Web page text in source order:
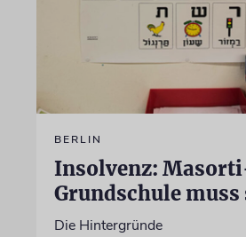
BERLIN
Insolvenz:
Grundschule
Die Hintergründe